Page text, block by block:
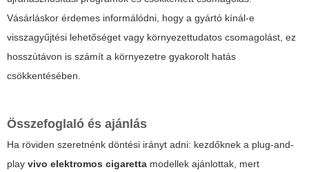
Vásárláskor érdemes informálódni, hogy a gyártó kínál-e
visszagyűjtési lehetőséget vagy környezettudatos csomagolást, ez
hosszútávon is számít a környezetre gyakorolt hatás
csökkentésében.
Összefoglaló és ajánlás
Ha röviden szeretnénk döntési irányt adni: kezdőknek a plug-and-
play vivo elektromos cigaretta modellek ajánlottak, mert